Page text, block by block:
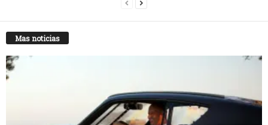
Mas noticias